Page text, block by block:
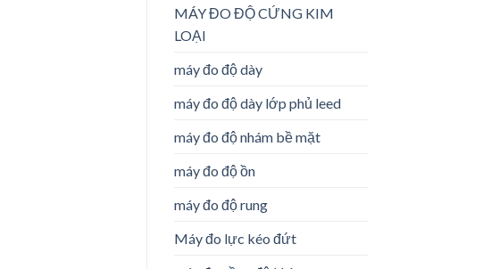
MÁY ĐO ĐỘ CỨNG KIM
LOẠI
máy đo độ dày
máy đo độ dày lớp phủ leed
máy đo độ nhám bề mặt
máy đo độ ồn
máy đo độ rung
Máy đo lực kéo đứt